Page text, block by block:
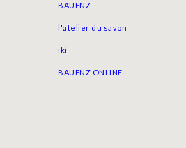
BAUENZ
l'atelier du savon
iki
BAUENZ ONLINE